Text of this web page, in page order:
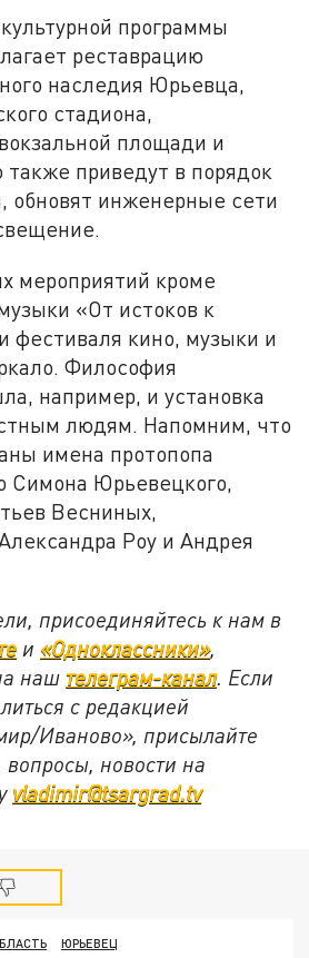
программы
реставрацию
наследия Юрьевца,
стадиона,
площади и
приведут в порядок
обновят инженерные сети
мероприятий кроме
«От истоков к
фестиваля кино, музыки и
Философия
например, и установка
людям. Напомним, что
имена протопопа
Симона Юрьевецкого,
Весниных,
Роу и Андрея
присоединяйтесь к нам в
и«Одноклассники»,
наш телеграм-канал. Если
с редакцией
Иваново», присылайте
новости на
vladimir@tsargrad.tv
ЮРЬЕВЕЦ